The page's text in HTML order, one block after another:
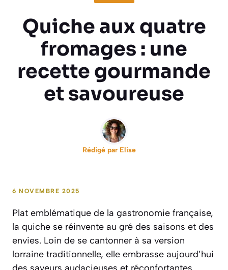
Quiche aux quatre
fromages : une
recette gourmande
et savoureuse
Rédigé par Elise
6 NOVEMBRE 2025
Plat emblématique de la gastronomie française,
la quiche se réinvente au gré des saisons et des
envies. Loin de se cantonner à sa version
lorraine traditionnelle, elle embrasse aujourd’hui